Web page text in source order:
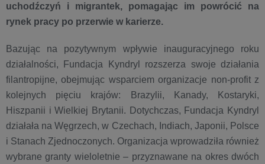
uchodźczyń i migrantek, pomagając im powrócić na
rynek pracy po przerwie w karierze.
Bazując na pozytywnym wpływie inauguracyjnego roku
działalności, Fundacja Kyndryl rozszerza swoje działania
filantropijne, obejmując wsparciem organizacje non-profit z
kolejnych pięciu krajów: Brazylii, Kanady, Kostaryki,
Hiszpanii i Wielkiej Brytanii. Dotychczas, Fundacja Kyndryl
działała na Węgrzech, w Czechach, Indiach, Japonii, Polsce
i Stanach Zjednoczonych. Organizacja wprowadziła również
wybrane granty wieloletnie – przyznawane na okres dwóch